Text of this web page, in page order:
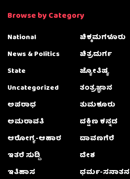
Browse by Category
National
News & Politics
State
Uncategorized
ಅಪರಾಧ
ಅಮರಾವತಿ
ಆರೋಗ್ಯ-ಆಹಾರ
ಇತರೆ ಸುದ್ದಿ
ಇತಿಹಾಸ
ಚಿಕ್ಕಮಗಳೂರು
ಚಿತ್ರದುರ್ಗ
ಜ್ಯೋತಿಷ್ಯ
ತಂತ್ರಜ್ಞಾನ
ತುಮಕೂರು
ದಕ್ಷಿಣ ಕನ್ನಡ
ದಾವಣಗೆರೆ
ದೇಶ
ಧರ್ಮ-ಸನಾತನ